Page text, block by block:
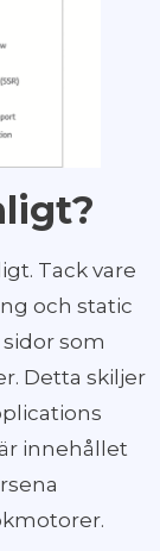
Tack vare
och static
som
Detta skiljer
innehållet